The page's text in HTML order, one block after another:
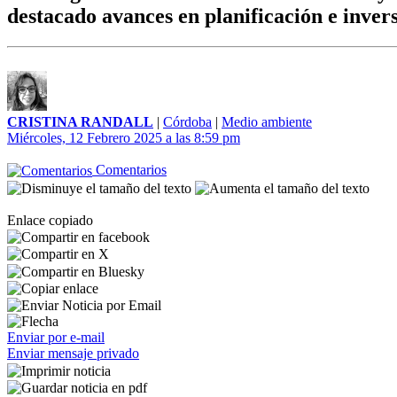
destacado avances en planificación e
CRISTINA RANDALL | Córdoba | Medio ambiente
Miércoles, 12 Febrero 2025 a las 8:59 pm
Comentarios
Enlace copiado
Enviar por e-mail
Enviar mensaje privado